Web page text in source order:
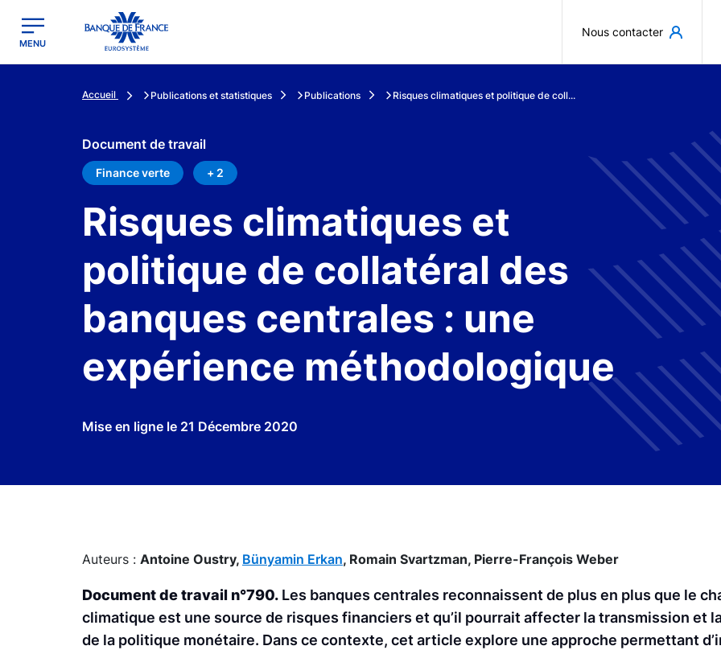
Banque de France - Menu Principal
MENU
Nous contacter
Accueil Publications et statistiques Publications Risques climatiques et politique de coll...
Document de travail
Finance verte + 2
Risques climatiques et
politique de collatéral des
banques centrales : une
expérience méthodologique
Mise en ligne le 21 Décembre 2020
Auteurs : Antoine Oustry, Bünyamin Erkan, Romain Svartzman, Pierre-François Weber
Document de travail n°790. Les banques centrales reconnaissent de plus en plus que le
climatique est une source de risques financiers et qu’il pourrait affecter la transmission et
de la politique monétaire. Dans ce contexte, cet article explore une approche permettant